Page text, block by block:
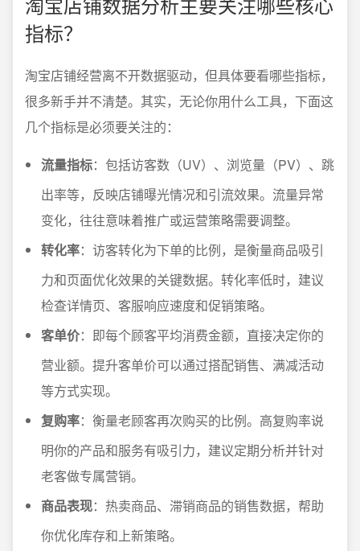
指标？
淘宝店铺经营离不开数据驱动，但具体要看哪些指标，
很多新手并不清楚。其实，无论你用什么工具，下面这
几个指标是必须要关注的：
流量指标：包括访客数（UV）、浏览量（PV）、跳
出率等，反映店铺曝光情况和引流效果。流量异常
变化，往往意味着推广或运营策略需要调整。
转化率：访客转化为下单的比例，是衡量商品吸引
力和页面优化效果的关键数据。转化率低时，建议
检查详情页、客服响应速度和促销策略。
客单价：即每个顾客平均消费金额，直接决定你的
营业额。提升客单价可以通过搭配销售、满减活动
等方式实现。
复购率：衡量老顾客再次购买的比例。高复购率说
明你的产品和服务有吸引力，建议定期分析并针对
老客做专属营销。
商品表现：热卖商品、滞销商品的销售数据，帮助
你优化库存和上新策略。